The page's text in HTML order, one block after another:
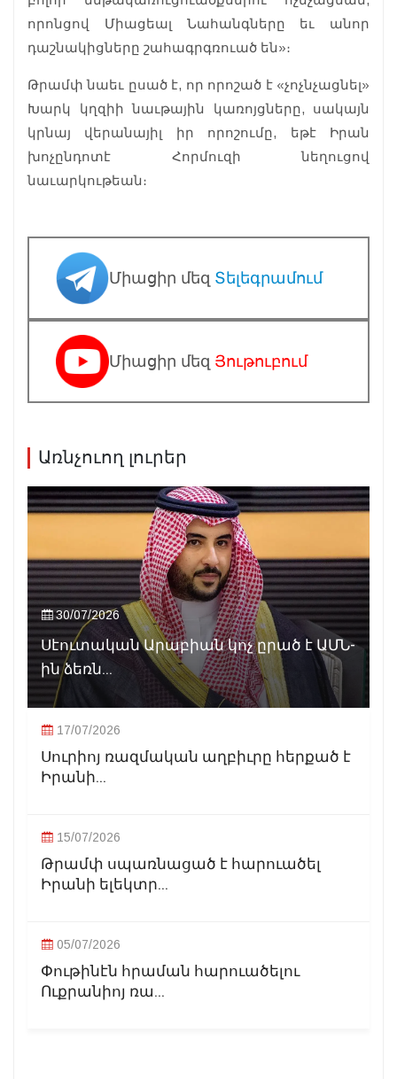
որոնցով Միացեալ Նահանգները եւ անոր
դաշնակիցները շահագրգռուած են»։
Թրամփ նաեւ ըսած է, որ որոշած է «չոչնչացնել»
Խարկ կղզիի նաւթային կառոյցները, սակայն
կրնայ վերանայիլ իր որոշումը, եթէ Իրան
խոչընդոտէ Հորմուզի նեղուցով
նաւարկութեան։
Միացիր մեզ Տելեգրամում
Միացիր մեզ Յութուբում
Առնչուող լուրեր
30/07/2026
Սէուտական Արաբիան կոչ ըրած է ԱՄՆ-
ին ձեռն...
17/07/2026
Սուրիոյ ռազմական աղբիւրը հերքած է
Իրանի...
15/07/2026
Թրամփ սպառնացած է հարուածել
Իրանի ելեկտր...
05/07/2026
Փութինէն հրաման հարուածելու
Ուքրանիոյ ռա...